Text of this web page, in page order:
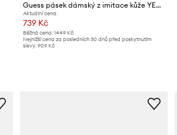
Guess pásek dámský z imitace kůže YESBA
Aktuální cena:
739 Kč
Běžná cena: 1449 Kč
Nejnižší cena za posledních 30 dnů před poskytnutím
slevy: 909 Kč